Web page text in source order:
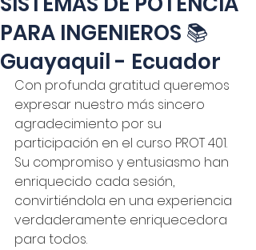
PARA INGENIEROS 📚
Guayaquil - Ecuador
Con profunda gratitud queremos
expresar nuestro más sincero
agradecimiento por su
participación en el curso PROT 401.
Su compromiso y entusiasmo han
enriquecido cada sesión,
convirtiéndola en una experiencia
verdaderamente enriquecedora
para todos.